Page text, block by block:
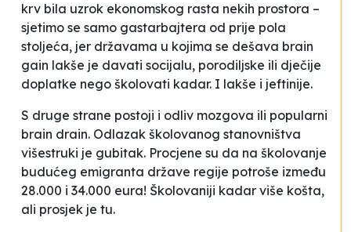
krv bila uzrok ekonomskog rasta nekih prostora –
sjetimo se samo gastarbajtera od prije pola
stoljeća, jer državama u kojima se dešava brain
gain lakše je davati socijalu, porodiljske ili dječije
doplatke nego školovati kadar. I lakše i jeftinije.
S druge strane postoji i odliv mozgova ili popularni
brain drain. Odlazak školovanog stanovništva
višestruki je gubitak. Procjene su da na školovanje
budućeg emigranta države regije potroše između
28.000 i 34.000 eura! Školovaniji kadar više košta,
ali prosjek je tu.